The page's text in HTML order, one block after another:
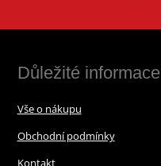
Důležité informace
Vše o nákupu
Obchodní podmínky
Kontakt